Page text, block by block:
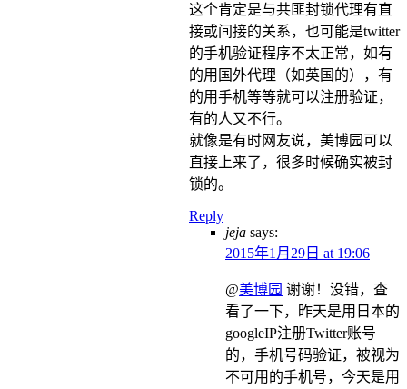
这个肯定是与共匪封锁代理有直
接或间接的关系，也可能是twitter
的手机验证程序不太正常，如有
的用国外代理（如英国的），有
的用手机等等就可以注册验证，
有的人又不行。
就像是有时网友说，美博园可以
直接上来了，很多时候确实被封
锁的。
Reply
jeja says:
2015年1月29日 at 19:06
@美博园 谢谢！没错，查
看了一下，昨天是用日本的
googleIP注册Twitter账号
的，手机号码验证，被视为
不可用的手机号，今天是用